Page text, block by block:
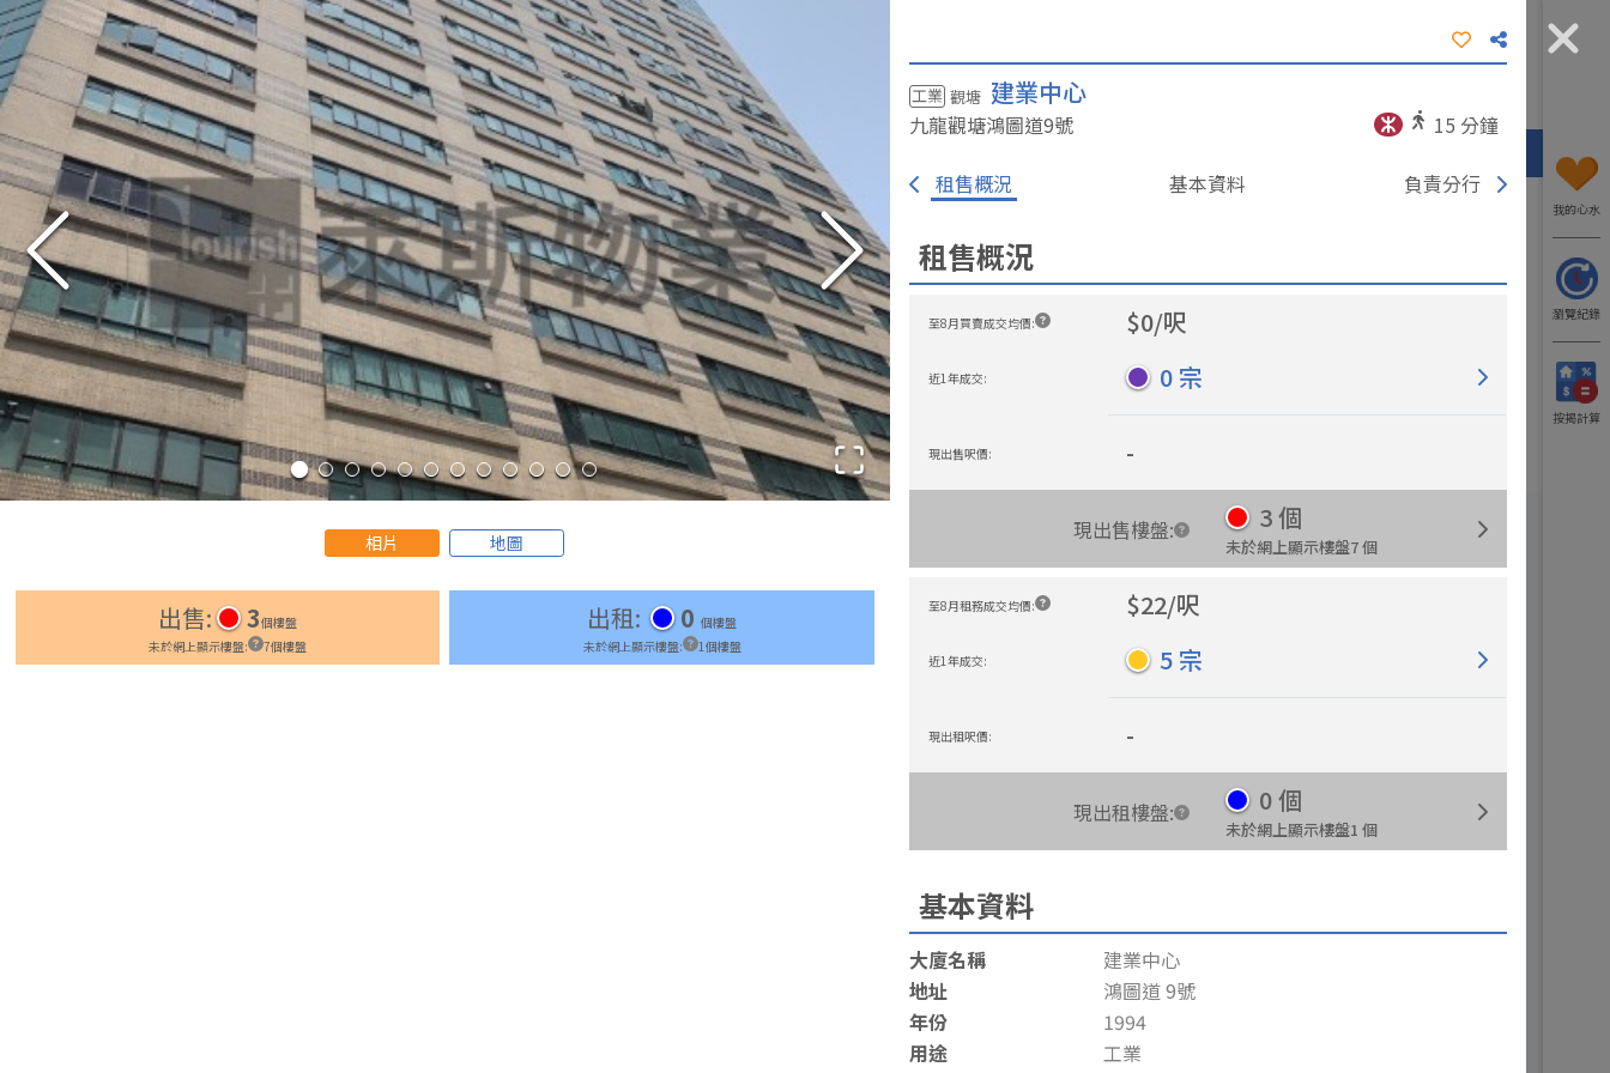
我要入行 了解我們
出售 出租 免佣租盤 一手新盤 我要放盤
我的心水
瀏覽紀錄
按揭計算
相片 地圖
出售: 3個樓盤
未於網上顯示樓盤: 7個樓盤
出租: 0 個樓盤
未於網上顯示樓盤: 1 個樓盤
工業 觀塘 建業中心
九龍觀塘鴻圖道9號 15 分鐘
租售概況 基本資料 負責分行
租售概況
至8月買賣成交均價: $0/呎
近1年成交: 0 宗
現出售呎價: -
現出售樓盤: 3個
未於網上顯示樓盤7個
至8月租務成交均價: $22/呎
近1年成交: 5 宗
現出租呎價: -
現出租樓盤: 0個
未於網上顯示樓盤1 個
基本資料
大廈名稱
建業中心
地址
鴻圖道 9號
年份
1994
用途
工業